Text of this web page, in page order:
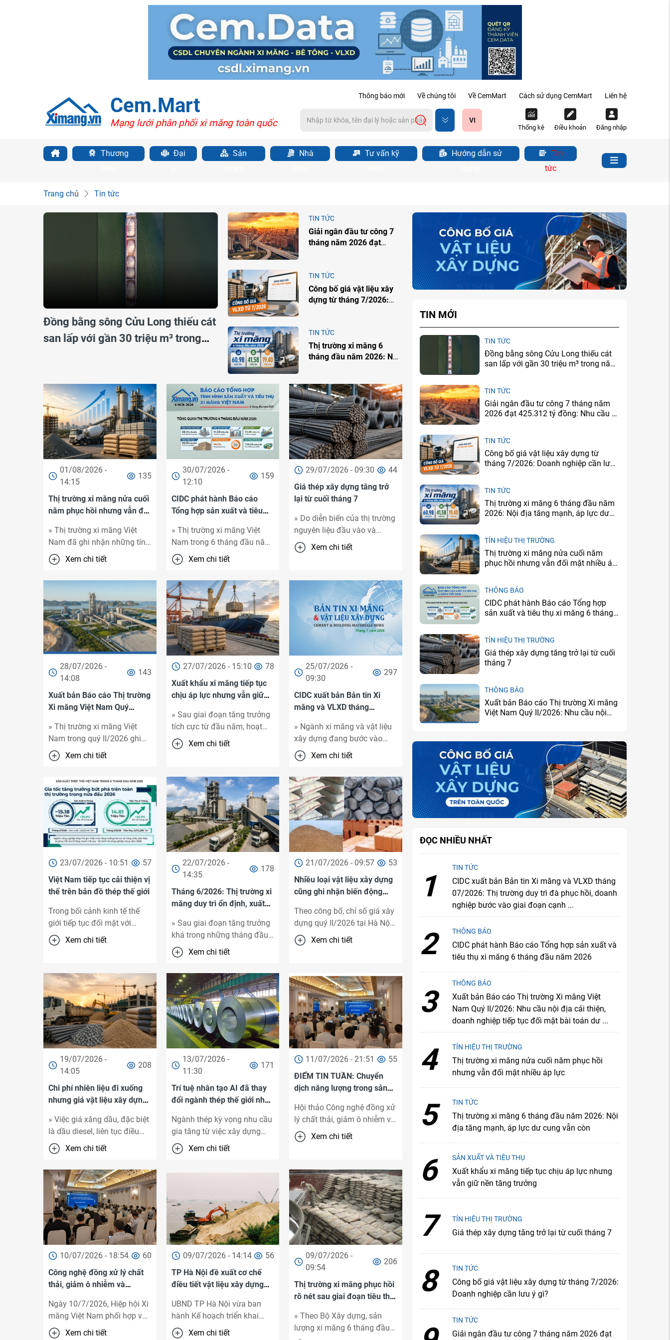
Thông báo mới Về chúng tôi Về CemMart Cách sử dụng CemMart Liên hệ
Cem.Mart
Mạng lưới phân phối xi măng toàn quốc VI
Thống kê Điều khoản Đăng nhập
Thương
Đại
Sản
Nhà
Tư vấn kỹ
Hướng dẫn sử
Tin
tức
Trang chủ Tin tức
Đồng bằng sông Cửu Long thiếu cát
san lấp với gần 30 triệu m³ trong
TIN TỨC
Giải ngân đầu tư công 7
tháng năm 2026 đạt
TIN TỨC
Công bố giá vật liệu xây
dựng từ tháng 7/2026:
TIN TỨC
Thị trường xi măng 6
tháng đầu năm 2026: Nội
01/08/2026 -
14:15
135
Thị trường xi măng nửa cuối
năm phục hồi nhưng vẫn đối
» Thị trường xi măng Việt
Nam đã ghi nhận những tín
hiệu tích cực trong 6 tháng
đầu năm 2026 khi nhu cầu
tiêu ...
Xem chi tiết
30/07/2026 -
12:10
159
CIDC phát hành Báo cáo
Tổng hợp sản xuất và tiêu
năm ...
» Thị trường xi măng Việt
Nam trong 6 tháng đầu năm
2026 ghi nhận tín hiệu phục
hồi rõ rệt khi nhu cầu trong
nước tăng ...
Xem chi tiết
29/07/2026 - 09:30
44
Giá thép xây dựng tăng trở
lại từ cuối tháng 7
» Do diễn biến của thị trường
nguyên liệu đầu vào và
nhằm phù hợp với điều kiện
kinh doanh hiện tại, nhiều
Xem chi tiết
28/07/2026 -
14:08
143
Xuất bản Báo cáo Thị trường
Xi măng Việt Nam Quý
» Thị trường xi măng Việt
Nam trong quý II/2026 ghi
nhận nhiều tín hiệu tích cực
khi sản xuất và tiêu thụ nội ...
Xem chi tiết
27/07/2026 - 15:10
78
Xuất khẩu xi măng tiếp tục
chịu áp lực nhưng vẫn giữ
» Sau giai đoạn tăng trưởng
tích cực từ đầu năm, hoạt
động xuất khẩu xi măng bắt
đầu có dấu hiệu chững lại
Xem chi tiết
25/07/2026 -
09:30
297
CIDC xuất bản Bản tin Xi
măng và VLXD tháng
đà ...
» Ngành xi măng và vật liệu
xây dựng đang bước vào
giai đoạn cạnh tranh mới khi
áp lực dư cung, chi ...
Xem chi tiết
23/07/2026 - 10:51
57
Việt Nam tiếp tục cải thiện vị
thế trên bản đồ thép thế giới
Trong bối cảnh kinh tế thế
giới tiếp tục đối mặt với
nhiều biến động về địa chính
trị, xu hướng bảo hộ thương
Xem chi tiết
22/07/2026 -
14:35
178
Tháng 6/2026: Thị trường xi
măng duy trì ổn định, xuất
» Sau giai đoạn tăng trưởng
khá trong những tháng đầu
năm, thị trường xi măng
bước sang tháng 6/2026 với
diễn biến ổn định ...
Xem chi tiết
21/07/2026 - 09:57
53
Nhiều loại vật liệu xây dựng
cũng ghi nhận biến động
Theo công bố, chỉ số giá xây
dựng quý II/2026 tại Hà Nội
tiếp tục tăng ở hầu hết các
nhóm công ...
Xem chi tiết
19/07/2026 -
14:05
208
Chi phí nhiên liệu đi xuống
nhưng giá vật liệu xây dựng
» Việc giá xăng dầu, đặc biệt
là dầu diesel, liên tục điều
chỉnh giảm trong thời gian
gần đây đang góp phần ...
Xem chi tiết
13/07/2026 -
11:30
171
Trí tuệ nhân tạo AI đã thay
đổi ngành thép thế giới như
Ngành thép kỳ vọng nhu cầu
gia tăng từ việc xây dựng
các trung tâm dữ liệu trí tuệ
nhân tạo (AI) ...
Xem chi tiết
11/07/2026 - 21:51
55
ĐIỂM TIN TUẦN: Chuyển
dịch năng lượng trong sản
Hội thảo Công nghệ đồng xử
lý chất thải, giảm ô nhiễm và
chuyển dịch năng lượng
trong sản xuất xi măng; Bộ
Xem chi tiết
10/07/2026 - 18:54
60
Công nghệ đồng xử lý chất
thải, giảm ô nhiễm và
trong ...
Ngày 10/7/2026, Hiệp hội Xi
măng Việt Nam phối hợp với
Trung tâm Thông tin và Dữ
Xem chi tiết
09/07/2026 - 14:14
56
TP Hà Nội đề xuất cơ chế
điều tiết vật liệu xây dựng
UBND TP Hà Nội vừa ban
hành Kế hoạch triển khai
thực hiện Đề án "Quản lý,
Xem chi tiết
09/07/2026 -
09:54
206
Thị trường xi măng phục hồi
rõ nét sau giai đoạn tiêu thụ
» Theo Bộ Xây dựng, sản
lượng xi măng 6 tháng đầu
TIN MỚI
TIN TỨC
Đồng bằng sông Cửu Long thiếu cát
san lấp với gần 30 triệu m³ trong năm
TIN TỨC
Giải ngân đầu tư công 7 tháng năm
2026 đạt 425.312 tỷ đồng: Nhu cầu xi
TIN TỨC
Công bố giá vật liệu xây dựng từ
tháng 7/2026: Doanh nghiệp cần lưu
TIN TỨC
Thị trường xi măng 6 tháng đầu năm
2026: Nội địa tăng mạnh, áp lực dư
TÍN HIỆU THỊ TRƯỜNG
Thị trường xi măng nửa cuối năm
phục hồi nhưng vẫn đối mặt nhiều áp
THÔNG BÁO
CIDC phát hành Báo cáo Tổng hợp
sản xuất và tiêu thụ xi măng 6 tháng
TÍN HIỆU THỊ TRƯỜNG
Giá thép xây dựng tăng trở lại từ cuối
tháng 7
THÔNG BÁO
Xuất bản Báo cáo Thị trường Xi măng
Việt Nam Quý II/2026: Nhu cầu nội
ĐỌC NHIỀU NHẤT
1
TIN TỨC
CIDC xuất bản Bản tin Xi măng và VLXD tháng
07/2026: Thị trường duy trì đà phục hồi, doanh
nghiệp bước vào giai đoạn cạnh ...
2 THÔNG BÁO
CIDC phát hành Báo cáo Tổng hợp sản xuất và
tiêu thụ xi măng 6 tháng đầu năm 2026
3
THÔNG BÁO
Xuất bản Báo cáo Thị trường Xi măng Việt
Nam Quý II/2026: Nhu cầu nội địa cải thiện,
doanh nghiệp tiếp tục đối mặt bài toán dư ...
4 TÍN HIỆU THỊ TRƯỜNG
Thị trường xi măng nửa cuối năm phục hồi
nhưng vẫn đối mặt nhiều áp lực
5 TIN TỨC
Thị trường xi măng 6 tháng đầu năm 2026: Nội
địa tăng mạnh, áp lực dư cung vẫn còn
6 SẢN XUẤT VÀ TIÊU THỤ
Xuất khẩu xi măng tiếp tục chịu áp lực nhưng
vẫn giữ nền tăng trưởng
7 TÍN HIỆU THỊ TRƯỜNG
Giá thép xây dựng tăng trở lại từ cuối tháng 7
8 TIN TỨC
Công bố giá vật liệu xây dựng từ tháng 7/2026:
Doanh nghiệp cần lưu ý gì?
TIN TỨC
Giải ngân đầu tư công 7 tháng năm 2026 đạt